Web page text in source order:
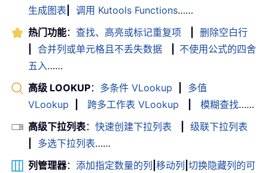
生成图表
调用 Kutools Functions……
热门功能： 查找、高亮或标记重复项
删除空白行
合并列或单元格且不丢失数据
不使用公式的四舍
五入……
高级 LOOKUP： 多条件 VLookup
多值
VLookup
跨多工作表 VLookup 模糊查找……
高级下拉列表： 快速创建下拉列表
级联下拉列表
多选下拉列表……
列管理器： 添加指定数量的列 移动列 切换隐藏列的可